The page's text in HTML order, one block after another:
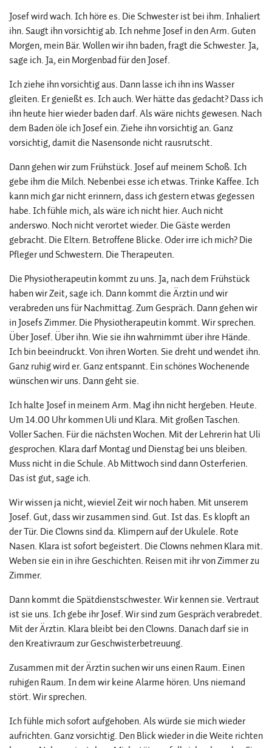
Josef wird wach. Ich höre es. Die Schwester ist bei ihm. Inhaliert
ihn. Saugt ihn vorsichtig ab. Ich nehme Josef in den Arm. Guten
Morgen, mein Bär. Wollen wir ihn baden, fragt die Schwester. Ja,
sage ich. Ja, ein Morgenbad für den Josef.
Ich ziehe ihn vorsichtig aus. Dann lasse ich ihn ins Wasser
gleiten. Er genießt es. Ich auch. Wer hätte das gedacht? Dass ich
ihn heute hier wieder baden darf. Als wäre nichts gewesen. Nach
dem Baden öle ich Josef ein. Ziehe ihn vorsichtig an. Ganz
vorsichtig, damit die Nasensonde nicht rausrutscht.
Dann gehen wir zum Frühstück. Josef auf meinem Schoß. Ich
gebe ihm die Milch. Nebenbei esse ich etwas. Trinke Kaffee. Ich
kann mich gar nicht erinnern, dass ich gestern etwas gegessen
habe. Ich fühle mich, als wäre ich nicht hier. Auch nicht
anderswo. Noch nicht verortet wieder. Die Gäste werden
gebracht. Die Eltern. Betroffene Blicke. Oder irre ich mich? Die
Pfleger und Schwestern. Die Therapeuten.
Die Physiotherapeutin kommt zu uns. Ja, nach dem Frühstück
haben wir Zeit, sage ich. Dann kommt die Ärztin und wir
verabreden uns für Nachmittag. Zum Gespräch. Dann gehen wir
in Josefs Zimmer. Die Physiotherapeutin kommt. Wir sprechen.
Über Josef. Über ihn. Wie sie ihn wahrnimmt über ihre Hände.
Ich bin beeindruckt. Von ihren Worten. Sie dreht und wendet ihn.
Ganz ruhig wird er. Ganz entspannt. Ein schönes Wochenende
wünschen wir uns. Dann geht sie.
Ich halte Josef in meinem Arm. Mag ihn nicht hergeben. Heute.
Um 14.00 Uhr kommen Uli und Klara. Mit großen Taschen.
Voller Sachen. Für die nächsten Wochen. Mit der Lehrerin hat Uli
gesprochen. Klara darf Montag und Dienstag bei uns bleiben.
Muss nicht in die Schule. Ab Mittwoch sind dann Osterferien.
Das ist gut, sage ich.
Wir wissen ja nicht, wieviel Zeit wir noch haben. Mit unserem
Josef. Gut, dass wir zusammen sind. Gut. Ist das. Es klopft an
der Tür. Die Clowns sind da. Klimpern auf der Ukulele. Rote
Nasen. Klara ist sofort begeistert. Die Clowns nehmen Klara mit.
Weben sie ein in ihre Geschichten. Reisen mit ihr von Zimmer zu
Zimmer.
Dann kommt die Spätdienstschwester. Wir kennen sie. Vertraut
ist sie uns. Ich gebe ihr Josef. Wir sind zum Gespräch verabredet.
Mit der Ärztin. Klara bleibt bei den Clowns. Danach darf sie in
den Kreativraum zur Geschwisterbetreuung.
Zusammen mit der Ärztin suchen wir uns einen Raum. Einen
ruhigen Raum. In dem wir keine Alarme hören. Uns niemand
stört. Wir sprechen.
Ich fühle mich sofort aufgehoben. Als würde sie mich wieder
aufrichten. Ganz vorsichtig. Den Blick wieder in die Weite richten